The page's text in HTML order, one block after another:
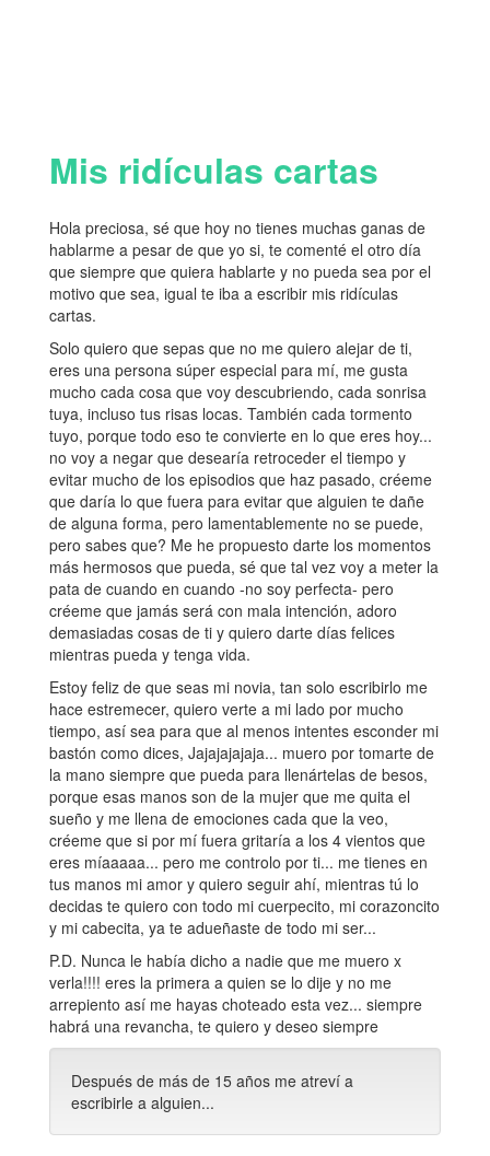
Mis ridículas cartas
Hola preciosa, sé que hoy no tienes muchas ganas de
hablarme a pesar de que yo si, te comenté el otro día
que siempre que quiera hablarte y no pueda sea por el
motivo que sea, igual te iba a escribir mis ridículas
cartas.
Solo quiero que sepas que no me quiero alejar de ti,
eres una persona súper especial para mí, me gusta
mucho cada cosa que voy descubriendo, cada sonrisa
tuya, incluso tus risas locas. También cada tormento
tuyo, porque todo eso te convierte en lo que eres hoy...
no voy a negar que desearía retroceder el tiempo y
evitar mucho de los episodios que haz pasado, créeme
que daría lo que fuera para evitar que alguien te dañe
de alguna forma, pero lamentablemente no se puede,
pero sabes que? Me he propuesto darte los momentos
más hermosos que pueda, sé que tal vez voy a meter la
pata de cuando en cuando -no soy perfecta- pero
créeme que jamás será con mala intención, adoro
demasiadas cosas de ti y quiero darte días felices
mientras pueda y tenga vida.
Estoy feliz de que seas mi novia, tan solo escribirlo me
hace estremecer, quiero verte a mi lado por mucho
tiempo, así sea para que al menos intentes esconder mi
bastón como dices, Jajajajajaja... muero por tomarte de
la mano siempre que pueda para llenártelas de besos,
porque esas manos son de la mujer que me quita el
sueño y me llena de emociones cada que la veo,
créeme que si por mí fuera gritaría a los 4 vientos que
eres míaaaaa... pero me controlo por ti... me tienes en
tus manos mi amor y quiero seguir ahí, mientras tú lo
decidas te quiero con todo mi cuerpecito, mi corazoncito
y mi cabecita, ya te adueñaste de todo mi ser...
P.D. Nunca le había dicho a nadie que me muero x
verla!!!! eres la primera a quien se lo dije y no me
arrepiento así me hayas choteado esta vez... siempre
habrá una revancha, te quiero y deseo siempre
Después de más de 15 años me atreví a
escribirle a alguien...